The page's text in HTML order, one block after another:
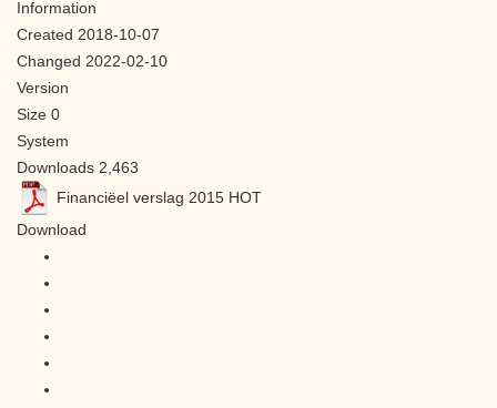
Information
Created 2018-10-07
Changed 2022-02-10
Version
Size 0
System
Downloads 2,463
Financiëel verslag 2015 HOT
Download